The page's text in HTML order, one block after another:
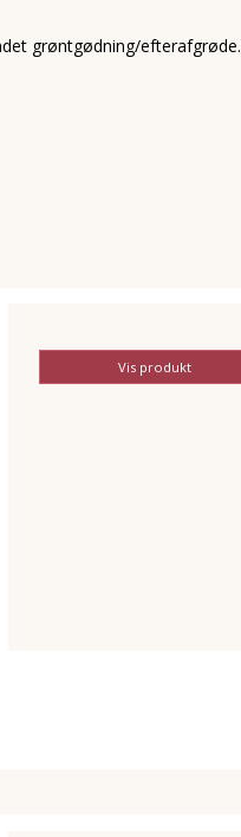
grøntgødning/efterafgrøde.
Vis produkt